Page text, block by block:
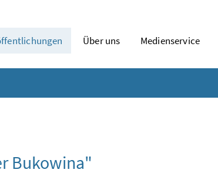
Über uns
Medienservice
Bukowina"